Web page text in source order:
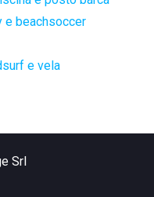
e beachsoccer
e vela
Srl